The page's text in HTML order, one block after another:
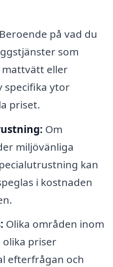
Beroende på vad du
som
eller
specifika ytor
priset.
Om
miljövänliga
kan
i kostnaden
Olika områden inom
olika priser
efterfrågan och